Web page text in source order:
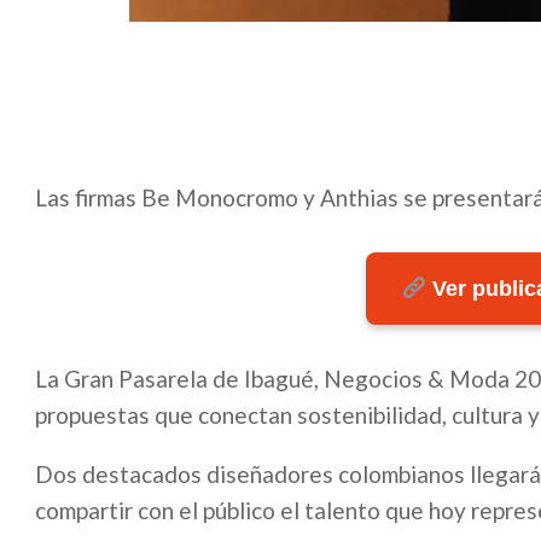
Las firmas Be Monocromo y Anthias se
Ver
La Gran Pasarela de Ibagué, Negocios & Moda
propuestas que conectan sostenibilidad, cultura
Dos destacados diseñadores colombianos
compartir con el público el talento que hoy